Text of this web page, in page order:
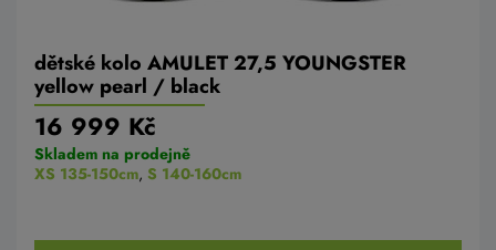
dětské kolo AMULET 27,5 YOUNGSTER
yellow pearl / black
16 999 Kč
Skladem na prodejně
XS 135-150cm, S 140-160cm